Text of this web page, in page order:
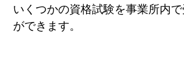
いくつかの資格試験を事業所内
ができます。